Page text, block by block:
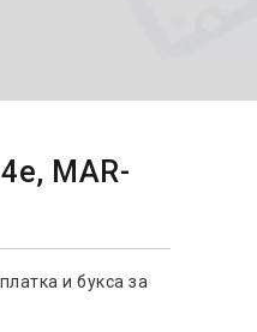
MAR-
и букса за